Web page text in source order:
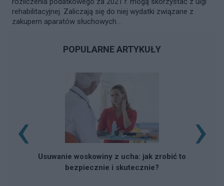
rehabilitacyjnej. Zaliczają się do niej wydatki związane z
zakupem aparatów słuchowych...
POPULARNE ARTYKUŁY
Usuwanie woskowiny z ucha: jak zrobić to
bezpiecznie i skutecznie?
‹ ›